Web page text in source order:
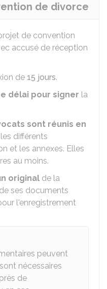
de divorce
de convention
accusé de réception
de 15 jours.
délai pour signer la
sont réunis en
différents
et les annexes. Elles
au moins.
original de la
ses documents
l'enregistrement
peuvent
nécessaires
de